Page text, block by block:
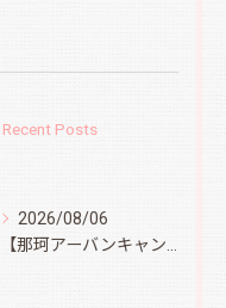
Recent Posts
2026/08/06